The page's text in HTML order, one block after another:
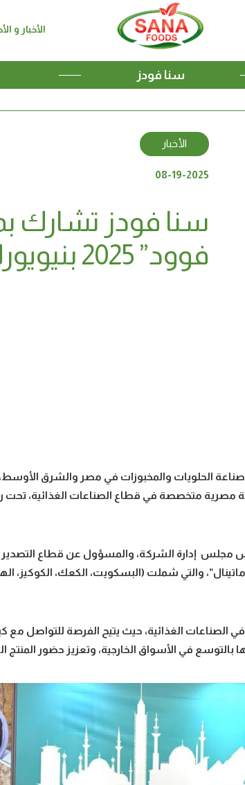
سنا فودز
الأخبار و
الأخبار
08-19-2025
سنا فودز تشارك
فوود” 2025 بنيويورك
الحلويات والمخبوزات في مصر والشرق
بالولايات المتحدة الأمريكية، ضمن مشاركة 45 شركة مصرية متخصصة في قطاع
مجلس إدارة الشركة، والمسؤول عن قطاع
والتي شملت (البسكويت، الكعك، الكوكيز،
الغذائية، حيث يتيح الفرصة للتواصل مع
في الأسواق الخارجية، وتعزيز حضور المنتج